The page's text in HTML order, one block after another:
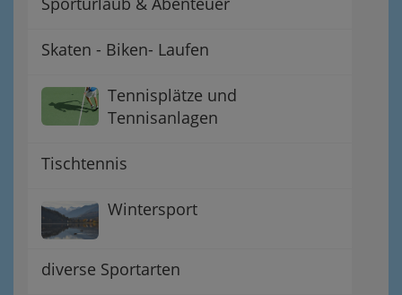
Skaten - Biken- Laufen
Tennisplätze und
Tennisanlagen
Tischtennis
Wintersport
diverse Sportarten